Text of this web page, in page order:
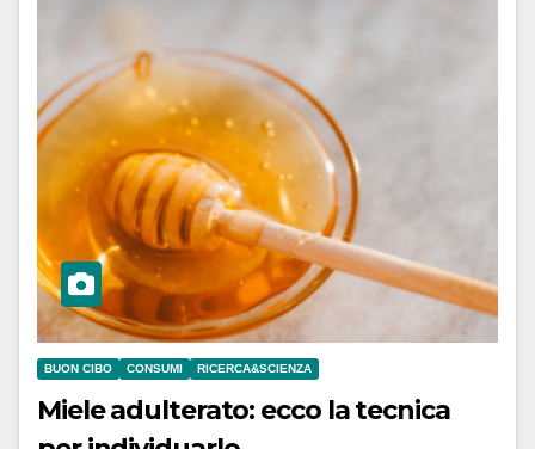
BUON CIBO CONSUMI RICERCA&SCIENZA
Miele adulterato: ecco la tecnica